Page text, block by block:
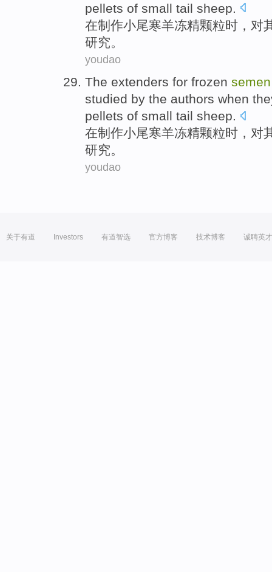
pellets of small tail sheep
在制作小尾寒羊冻精颗粒时 ，对
研究 。
youdao
The extenders for frozen semen
studied by the authors when
pellets of small tail sheep.
在制作小尾寒羊冻精颗粒时 ，对
研究。
youdao
关于有道 Investors 有道智选 官方博客 技术博客 诚聘英才